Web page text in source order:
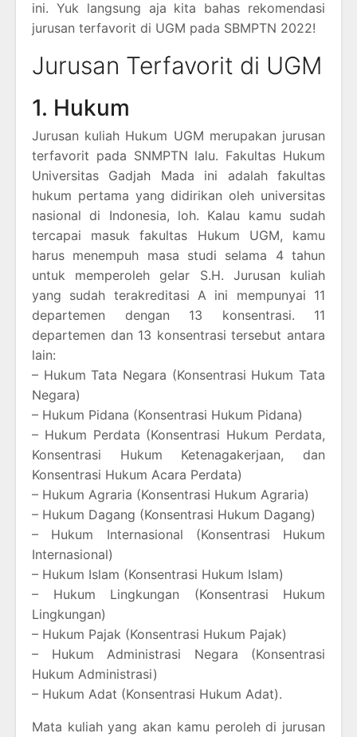
ini. Yuk langsung aja kita bahas rekomendasi
jurusan terfavorit di UGM pada SBMPTN 2022!
Jurusan Terfavorit di UGM
1. Hukum
Jurusan kuliah Hukum UGM merupakan jurusan
terfavorit pada SNMPTN lalu. Fakultas Hukum
Universitas Gadjah Mada ini adalah fakultas
hukum pertama yang didirikan oleh universitas
nasional di Indonesia, loh. Kalau kamu sudah
tercapai masuk fakultas Hukum UGM, kamu
harus menempuh masa studi selama 4 tahun
untuk memperoleh gelar S.H. Jurusan kuliah
yang sudah terakreditasi A ini mempunyai 11
departemen dengan 13 konsentrasi. 11
departemen dan 13 konsentrasi tersebut antara
lain:
– Hukum Tata Negara (Konsentrasi Hukum Tata
Negara)
– Hukum Pidana (Konsentrasi Hukum Pidana)
– Hukum Perdata (Konsentrasi Hukum Perdata,
Konsentrasi Hukum Ketenagakerjaan, dan
Konsentrasi Hukum Acara Perdata)
– Hukum Agraria (Konsentrasi Hukum Agraria)
– Hukum Dagang (Konsentrasi Hukum Dagang)
– Hukum Internasional (Konsentrasi Hukum
Internasional)
– Hukum Islam (Konsentrasi Hukum Islam)
– Hukum Lingkungan (Konsentrasi Hukum
Lingkungan)
– Hukum Pajak (Konsentrasi Hukum Pajak)
– Hukum Administrasi Negara (Konsentrasi
Hukum Administrasi)
– Hukum Adat (Konsentrasi Hukum Adat).
Mata kuliah yang akan kamu peroleh di jurusan